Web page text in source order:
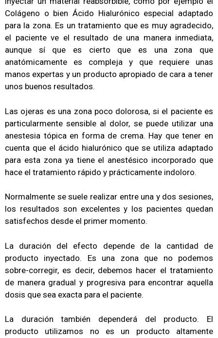
Colágeno o bien Ácido Hialurónico especial adaptado
para la zona. Es un tratamiento que es muy agradecido,
el paciente ve el resultado de una manera inmediata,
aunque sí que es cierto que es una zona que
anatómicamente es compleja y que requiere unas
manos expertas y un producto apropiado de cara a tener
unos buenos resultados.
Las ojeras es una zona poco dolorosa, si el paciente es
particularmente sensible al dolor, se puede utilizar una
anestesia tópica en forma de crema. Hay que tener en
cuenta que el ácido hialurónico que se utiliza adaptado
para esta zona ya tiene el anestésico incorporado que
hace el tratamiento rápido y prácticamente indoloro.
Normalmente se suele realizar entre una y dos sesiones,
los resultados son excelentes y los pacientes quedan
satisfechos desde el primer momento.
La duración del efecto depende de la cantidad de
producto inyectado. Es una zona que no podemos
sobre-corregir, es decir, debemos hacer el tratamiento
de manera gradual y progresiva para encontrar aquella
dosis que sea exacta para el paciente.
La duración también dependerá del producto. El
producto utilizamos no es un producto altamente